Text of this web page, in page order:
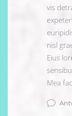
vis
nisl
Eius
Mea